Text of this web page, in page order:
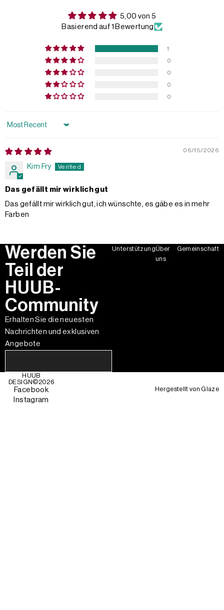
5,00 von 5
Basierend auf 1 Bewertung
1
0
0
0
0
Sort by
06/15/2026
Kim Fry
Das gefällt mir wirklich gut
Das gefällt mir wirklich gut, ich wünschte, es gäbe es in mehr
Farben
Werden Sie
Teil der
HUUB-
Community
Erhalten Sie die neuesten
Nachrichten und exklusiven
Angebote
UnterstützungÜber
uns
Gemeinschaft
HUUB
DESIGN©2026
Facebook
Instagram
Hergestellt vonGlaze